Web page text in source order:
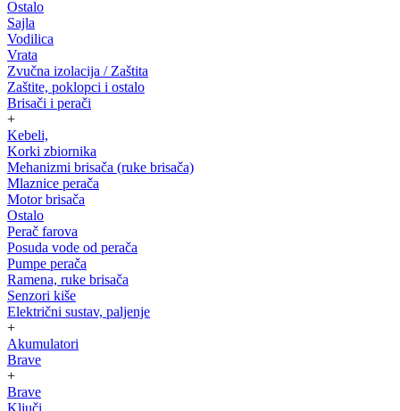
Ostalo
Sajla
Vodilica
Vrata
Zvučna izolacija / Zaštita
Zaštite, poklopci i ostalo
Brisači i perači
+
Kebeli,
Korki zbiornika
Mehanizmi brisača (ruke brisača)
Mlaznice perača
Motor brisača
Ostalo
Perač farova
Posuda vode od perača
Pumpe perača
Ramena, ruke brisača
Senzori kiše
Električni sustav, paljenje
+
Akumulatori
Brave
+
Brave
Ključi